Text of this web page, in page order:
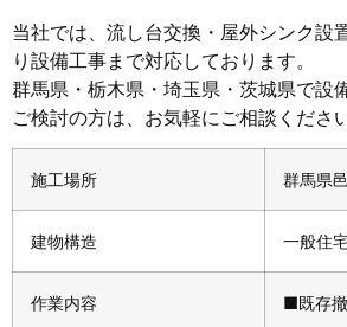
当社では、流し台交換・屋外シンク設
り設備工事まで対応しております。
群馬県・栃木県・埼玉県・茨城県で設
ご検討の方は、お気軽にご相談ください
施工場所 群馬県
建物構造 一般住
作業内容 ■既存